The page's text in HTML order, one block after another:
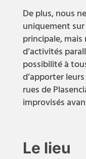
De plus, nous
uniquement sur
principale,
d’activités
possibilité à
d’apporter
rues de
improvisés
Le lieu